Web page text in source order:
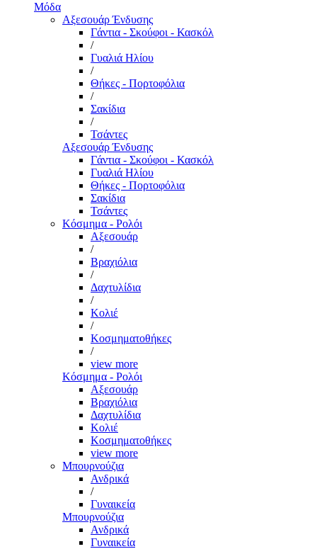
Μόδα
Αξεσουάρ Ένδυσης
Γάντια - Σκούφοι - Κασκόλ
/
Γυαλιά Ηλίου
/
Θήκες - Πορτοφόλια
/
Σακίδια
/
Τσάντες
Αξεσουάρ Ένδυσης
Γάντια - Σκούφοι - Κασκόλ
Γυαλιά Ηλίου
Θήκες - Πορτοφόλια
Σακίδια
Τσάντες
Κόσμημα - Ρολόι
Αξεσουάρ
/
Βραχιόλια
/
Δαχτυλίδια
/
Κολιέ
/
Κοσμηματοθήκες
/
view more
Κόσμημα - Ρολόι
Αξεσουάρ
Βραχιόλια
Δαχτυλίδια
Κολιέ
Κοσμηματοθήκες
view more
Μπουρνούζια
Ανδρικά
/
Γυναικεία
Μπουρνούζια
Ανδρικά
Γυναικεία